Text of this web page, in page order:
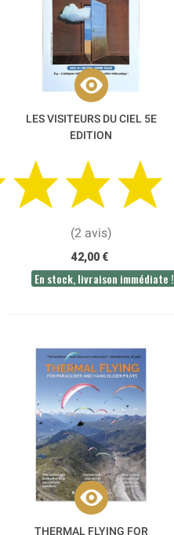
LES VISITEURS DU CIEL 5E
EDITION
(2 avis)
42,00 €
En stock, livraison immédiate !
THERMAL FLYING FOR